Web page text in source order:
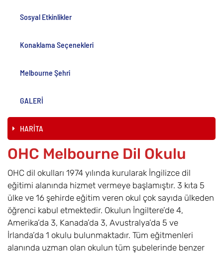
Sosyal Etkinlikler
Konaklama Seçenekleri
Melbourne Şehri
GALERİ
HARİTA
OHC Melbourne Dil Okulu
OHC dil okulları 1974 yılında kurularak İngilizce dil
eğitimi alanında hizmet vermeye başlamıştır. 3 kıta 5
ülke ve 16 şehirde eğitim veren okul çok sayıda ülkeden
öğrenci kabul etmektedir. Okulun İngiltere’de 4,
Amerika’da 3, Kanada’da 3, Avustralya’da 5 ve
İrlanda’da 1 okulu bulunmaktadır. Tüm eğitmenleri
alanında uzman olan okulun tüm şubelerinde benzer